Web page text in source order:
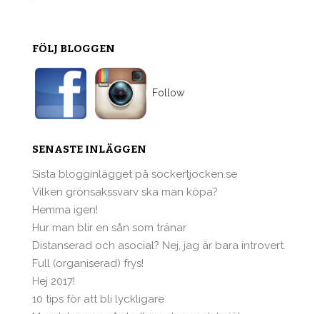
FÖLJ BLOGGEN
Follow
SENASTE INLÄGGEN
Sista blogginlägget på sockertjocken.se
Vilken grönsakssvarv ska man köpa?
Hemma igen!
Hur man blir en sån som tränar
Distanserad och asocial? Nej, jag är bara introvert.
Full (organiserad) frys!
Hej 2017!
10 tips för att bli lyckligare